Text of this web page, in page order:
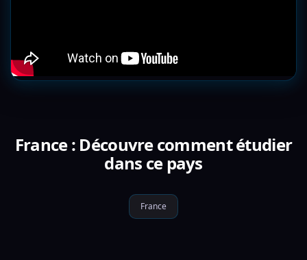
France : Découvre comment étudier
dans ce pays
France